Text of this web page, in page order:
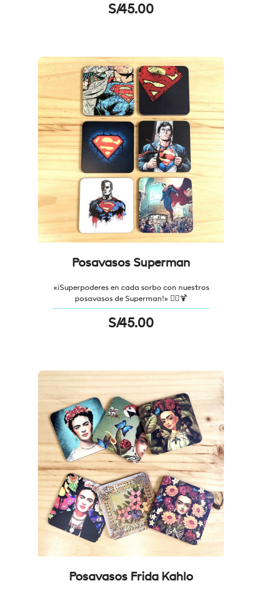
S/45.00
Posavasos Superman
«¡Superpoderes en cada sorbo con nuestros
posavasos de Superman!» 🦸‍♂️🍹
S/45.00
Posavasos Frida Kahlo